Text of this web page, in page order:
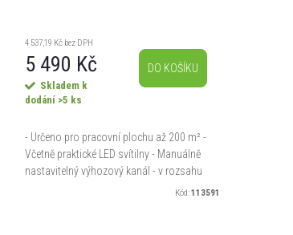
4 537,19 Kč bez DPH
5 490 Kč
Skladem k
dodání >5 ks
DO KOŠÍKU
- Určeno pro pracovní plochu až 200 m² -
Včetně praktické LED svítilny - Manuálně
nastavitelný výhozový kanál - v rozsahu
180° - Pohodlné polstrované držadlo -
Kód:113591